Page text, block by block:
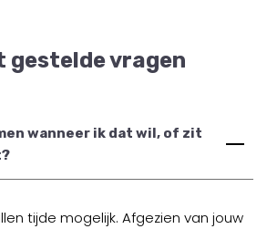
gestelde vragen
wanneer ik dat wil, of zit
tijde mogelijk. Afgezien van jouw